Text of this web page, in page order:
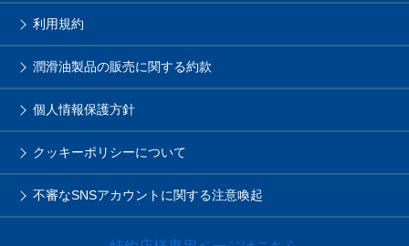
利用規約
潤滑油製品の販売に関する約款
個人情報保護方針
クッキーポリシーについて
不審なSNSアカウントに関する注意喚起